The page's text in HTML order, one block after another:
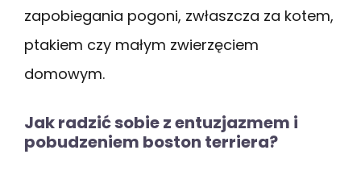
zapobiegania pogoni, zwłaszcza za kotem,
ptakiem czy małym zwierzęciem
domowym.
Jak radzić sobie z entuzjazmem i
pobudzeniem boston terriera?